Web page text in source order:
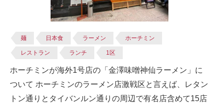
麺 日本食 ラーメン ホーチミン
レストラン ランチ 1区
ホーチミンが海外1号店の「金澤味噌神仙ラーメン」に
ついて ホーチミンのラーメン店激戦区と言えば、レタン
トン通りとタイバンルン通りの周辺で有名店含めて15店